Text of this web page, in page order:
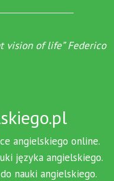
vision of life” Federico
angielskiego online.
języka angielskiego.
nauki angielskiego.